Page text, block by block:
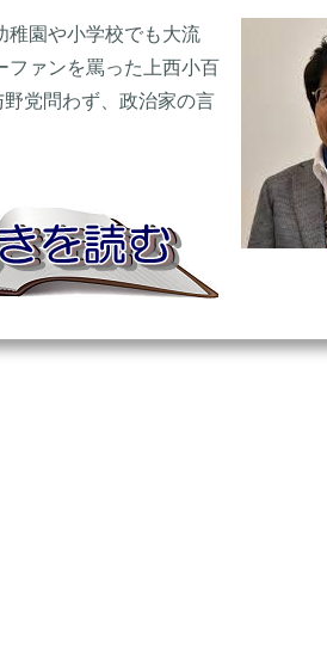
稚園や小学校でも大流
ファンを罵った上西小百
党問わず、政治家の言